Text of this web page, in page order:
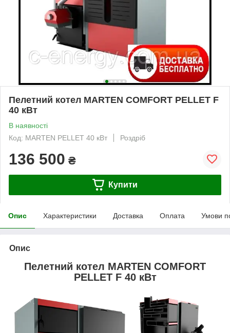
Пелетний котел MARTEN COMFORT PELLET F
40 кВт
В наявності
Код: MARTEN PELLET 40 кВт
Роздріб
136 500 ₴
Купити
Опис Характеристики Доставка Оплата Умови
Опис
Пелетний котел MARTEN COMFORT
PELLET F 40 кВт